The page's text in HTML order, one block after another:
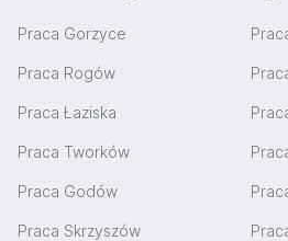
Praca Gorzyce
Praca Rogów
Praca Łaziska
Praca Tworków
Praca Godów
Praca Skrzyszów